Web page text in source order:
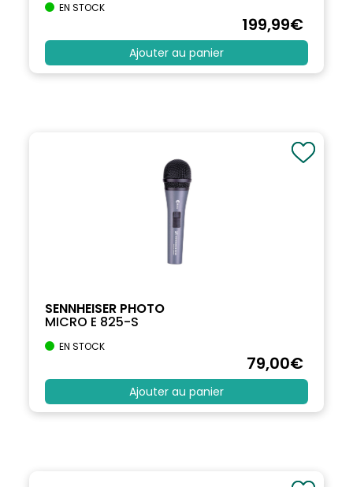
EN STOCK
199,99€
Ajouter au panier
SENNHEISER PHOTO
MICRO E 825-S
EN STOCK
79,00€
Ajouter au panier